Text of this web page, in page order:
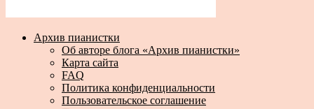
Архив пианистки
Об авторе блога «Архив пианистки»
Карта сайта
FAQ
Политика конфиденциальности
Пользовательское соглашение